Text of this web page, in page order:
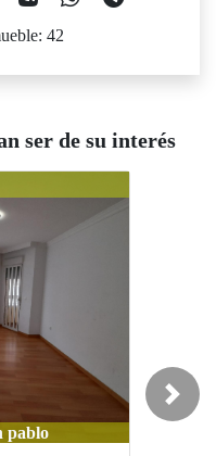
42
ser de su interés
PIÑA
VERDE
Next